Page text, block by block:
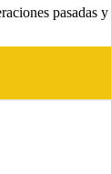
pasadas